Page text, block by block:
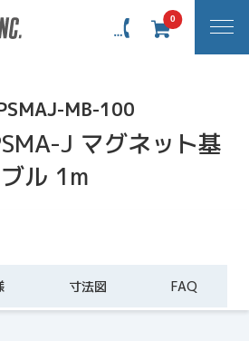
0
MB-100
J マグネット基
ル 1m
寸法図 FAQ